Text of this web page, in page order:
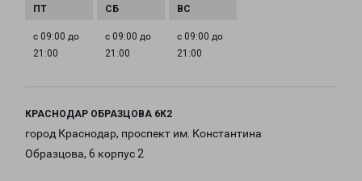
с 09:00 до
21:00
с 09:00 до
21:00
с 09:00 до
21:00
КРАСНОДАР ОБРАЗЦОВА 6К2
город Краснодар, проспект им. Константина
Образцова, 6 корпус 2